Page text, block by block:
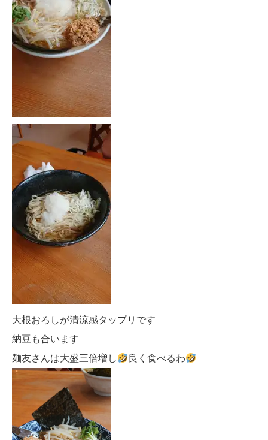
大根おろしが清涼感タップリです
納豆も合います
麺友さんは大盛三倍増し
良く食べるわ